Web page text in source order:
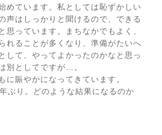
めています。私としては恥ずかしい
声はしっかりと聞けるので、できる
思っています。まちなかでもよく、
れることが多くなり、準備がたいへ
して、やってよかったのかなと思っ
別としてですが…。
に賑やかになってきています。
ぶり。どのような結果になるのか